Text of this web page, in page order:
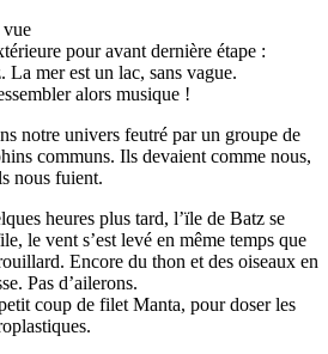
vue
pour avant dernière étape :
La mer est un lac, sans vague.
alors musique !
notre univers feutré par un groupe de
communs. Ils devaient comme nous,
nous fuient.
heures plus tard, l’ïle de Batz se
le vent s’est levé en même temps que
Encore du thon et des oiseaux en
Pas d’ailerons.
coup de filet Manta, pour doser les